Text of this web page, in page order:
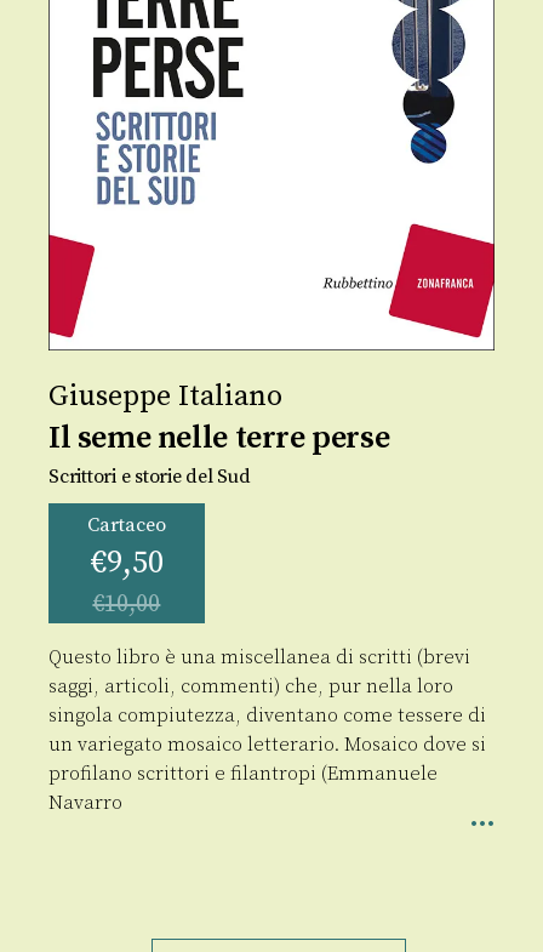
Giuseppe Italiano
Il seme nelle terre perse
Scrittori e storie del Sud
Cartaceo
€9,50
€10,00
Questo libro è una miscellanea di scritti (brevi
saggi, articoli, commenti) che, pur nella loro
singola compiutezza, diventano come tessere di
un variegato mosaico letterario. Mosaico dove si
profilano scrittori e filantropi (Emmanuele
Navarro